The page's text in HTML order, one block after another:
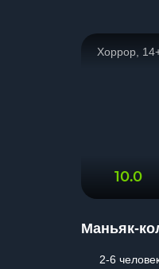
Хоррор,
10.0
Маньяк-
2-6